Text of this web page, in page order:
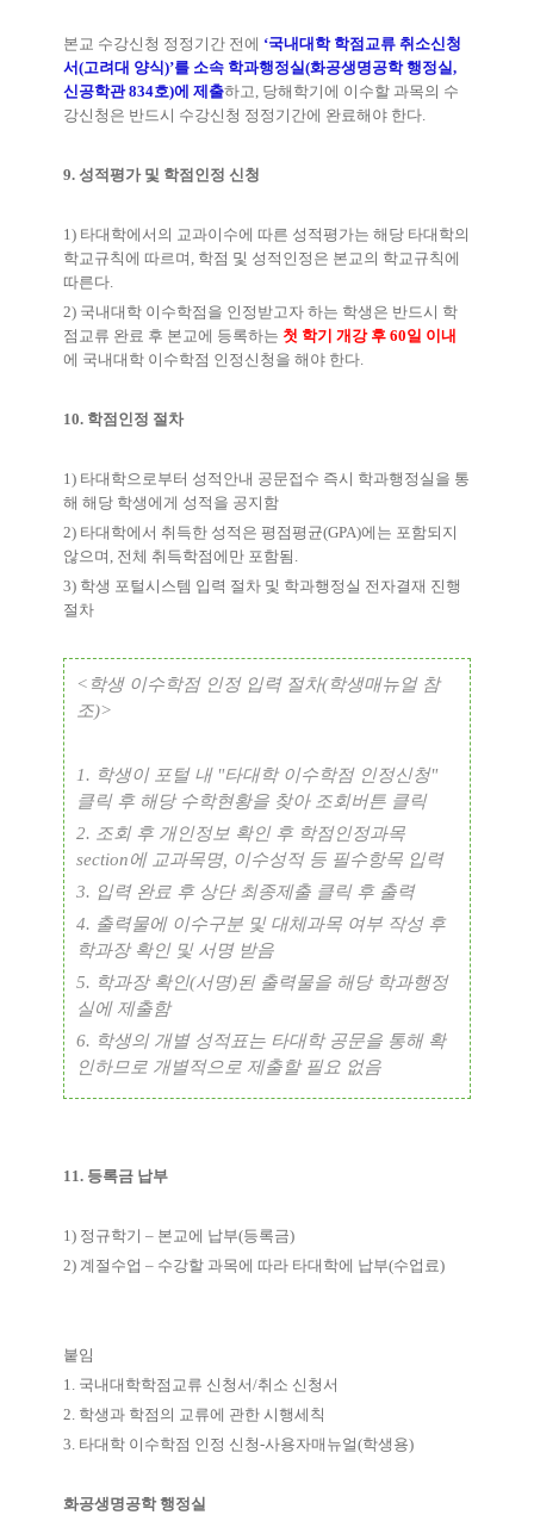
본교 수강신청 정정기간 전에 ‘국내대학 학점교류 취소신청
서 (고려대 양식)’를 소속 학과행정실(화공생명공학 행정실,
신공학관 834호)에 제출하고, 당해학기에 이수할 과목의 수
강신청은 반드시 수강신청 정정기간에 완료해야 한다.
9. 성적평가 및 학점인정 신청
1) 타대학에서의 교과이수에 따른 성적평가는 해당 타대학의
학교규칙에 따르며 , 학점 및 성적인정은 본교의 학교규칙에
따른다.
2) 국내대학 이수학점을 인정받고자 하는 학생은 반드시 학
점교류 완료 후 본교에 등록하는 첫 학기 개강 후 60일 이내
에 국내대학 이수학점 인정신청을 해야 한다.
10. 학점인정 절차
1) 타대학으로부터 성적안내 공문접수 즉시 학과행정실을 통
해 해당 학생에게 성적을 공지함
2) 타대학에서 취득한 성적은 평점평균(GPA)에는 포함되지
않으며 , 전체 취득학점에만 포함됨 .
3) 학생 포털시스템 입력 절차 및 학과행정실 전자결재 진행
절차
< 학생 이수학점 인정 입력 절차(학생매뉴얼 참
조)>
1. 학생이 포털 내 "타대학 이수학점 인정신청"
클릭 후 해당 수학현황을 찾아 조회버튼 클릭
2. 조회 후 개인정보 확인 후 학점인정과목
section에 교과목명, 이수성적 등 필수항목 입력
3. 입력 완료 후 상단 최종제출 클릭 후 출력
4. 출력물에 이수구분 및 대체과목 여부 작성 후
학과장 확인 및 서명 받음
5. 학과장 확인(서명)된 출력물을 해당 학과행정
실에 제출함
6. 학생의 개별 성적표는 타대학 공문을 통해 확
인하므로 개별적으로 제출할 필요 없음
11. 등록금 납부
1) 정규학기 – 본교에 납부(등록금)
2) 계절수업 – 수강할 과목에 따라 타대학에 납부(수업료)
붙임
1. 국내대학학점교류 신청서/취소 신청서
2. 학생과 학점의 교류에 관한 시행세칙
3. 타대학 이수학점 인정 신청-사용자매뉴얼(학생용)
화공생명공학 행정실